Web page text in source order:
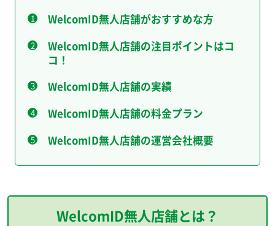
WelcomID無人店舗がおすすめな方
WelcomID無人店舗の注目ポイントはコ
コ！
WelcomID無人店舗の実績
WelcomID無人店舗の料金プラン
WelcomID無人店舗の運営会社概要
WelcomID無人店舗とは？